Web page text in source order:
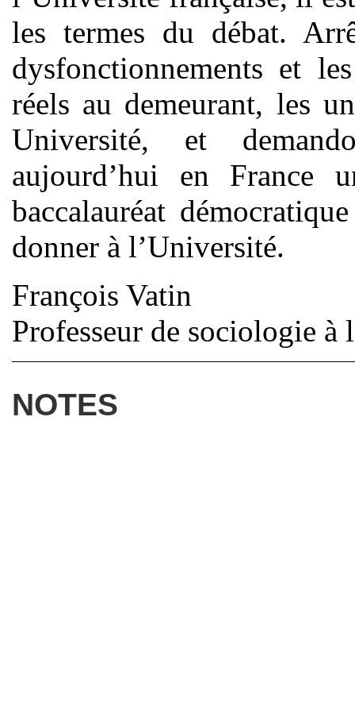
les termes du débat.
dysfonctionnements et
réels au demeurant, les
Université, et
aujourd’hui en France
baccalauréat
donner à l’Université.
François Vatin
Professeur de sociologie à
NOTES